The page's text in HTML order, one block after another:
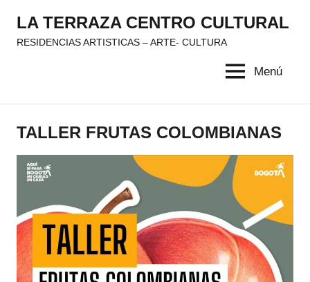
contenido
LA TERRAZA CENTRO CULTURAL
RESIDENCIAS ARTISTICAS – ARTE- CULTURA
Menú
TALLER FRUTAS COLOMBIANAS